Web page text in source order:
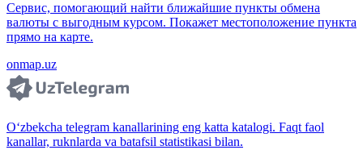
Сервис, помогающий найти ближайшие пункты обмена
валюты с выгодным курсом. Покажет местоположение пункта
прямо на карте.
onmap.uz
O‘zbekcha telegram kanallarining eng katta katalogi. Faqt faol
kanallar, ruknlarda va batafsil statistikasi bilan.